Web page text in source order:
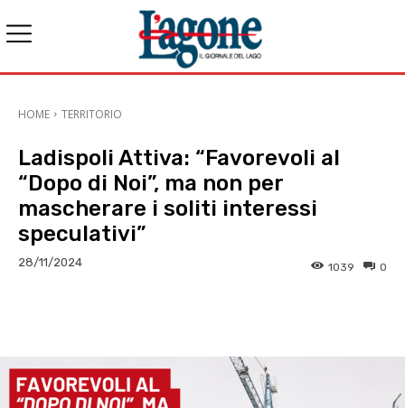
HOME TERRITORIO
Ladispoli Attiva: “Favorevoli al
“Dopo di Noi”, ma non per
mascherare i soliti interessi
speculativi”
28/11/2024 0
1039